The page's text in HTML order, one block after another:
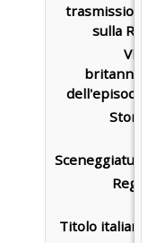
sulla
Titolo